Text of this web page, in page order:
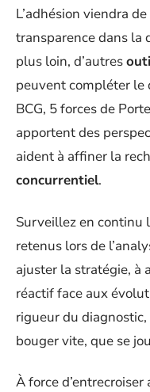
L’adhésion viendra
transparence dans la
plus loin, d’autres
peuvent compléter le
BCG, 5 forces de
apportent des
aident à affiner la
concurrentiel.
Surveillez en continu
retenus lors de
ajuster la stratégie, à
réactif face aux
rigueur du
bouger vite, que se
À force